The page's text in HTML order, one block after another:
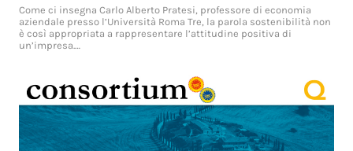
Come ci insegna Carlo Alberto Pratesi, professore di economia
aziendale presso l’Università Roma Tre, la parola sostenibilità non
è così appropriata a rappresentare l’attitudine positiva di
un’impresa.…